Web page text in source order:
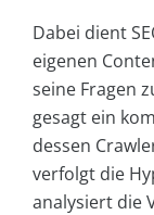
Dabei dient
eigenen
seine Fragen
gesagt ein
dessen
verfolgt die
analysiert die